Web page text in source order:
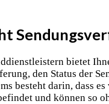
bietet
den Status der
besteht darin, dass
und können so